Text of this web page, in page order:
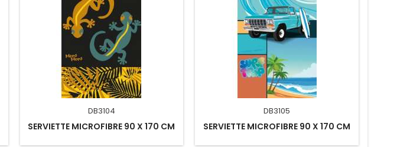
DB3104
SERVIETTE MICROFIBRE 90 X 170 CM
DB3105
SERVIETTE MICROFIBRE 90 X 170 CM